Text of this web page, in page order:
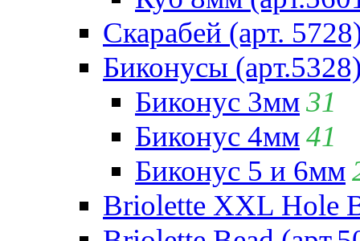
Скарабей (арт.
Биконусы
Биконус 3мм31
Биконус 4мм41
Биконус 5 и 6мм
Briolette XXL Hole